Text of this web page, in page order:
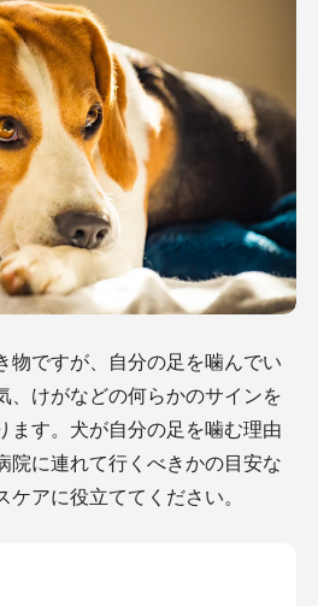
物ですが、自分の足を噛んでい
、けがなどの何らかのサインを
ます。犬が自分の足を噛む理由
院に連れて行くべきかの目安な
アに役立ててください。